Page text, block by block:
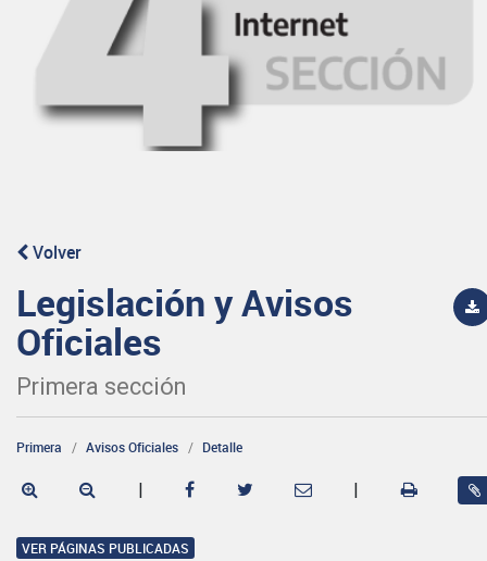
Volver
Legislación y Avisos
Oficiales
Primera sección
Primera Avisos Oficiales Detalle
| |
VER PÁGINAS PUBLICADAS